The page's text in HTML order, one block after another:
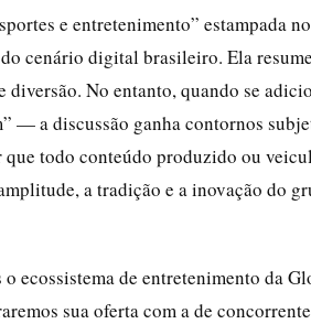
e entretenimento” estampada
cenário digital brasileiro. Ela
No entanto, quando se
— a discussão ganha contornos
todo conteúdo produzido ou
a tradição e a inovação do
ecossistema de entretenimento da
sua oferta com a de